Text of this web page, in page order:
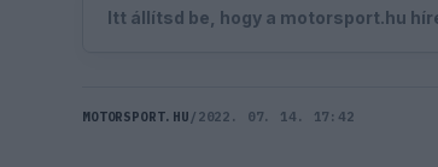
Itt állítsd be, hogy a motorsport.hu
MOTORSPORT.HU / 2022. 07. 14. 17:42